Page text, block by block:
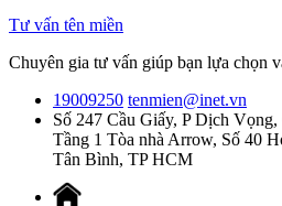
Nên chọn đuôi tên miền như thế nào
Tên miền có thực sự ảnh hưởng đến
Mua Tên Miền .vn Ở Đâu Rẻ Nhất
Phí 2026
So Sánh Tên Miền .com và .vn: 8
Nhất [2026]
Gợi ý tên miền đẹp cho 10 ngành
Tư vấn tên miền
Chuyên gia tư vấn giúp bạn lựa chọn
19009250 tenmien@inet.vn
Số 247 Cầu Giấy, P Dịch
Tầng 1 Tòa nhà Arrow, Số 40
Tân Bình, TP HCM